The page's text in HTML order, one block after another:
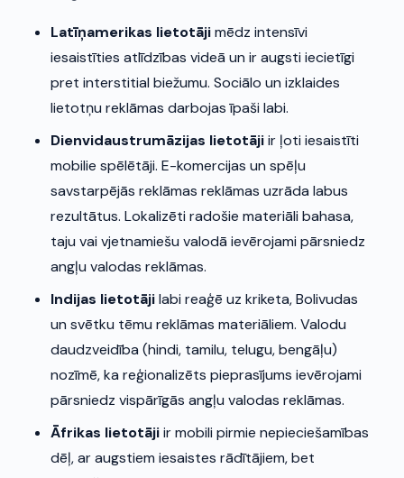
Latīņamerikas lietotājimēdz intensīvi
iesaistīties atlīdzības videā un ir augsti iecietīgi
pret interstitial biežumu. Sociālo un izklaides
lietotņu reklāmas darbojas īpaši labi.
Dienvidaustrumāzijas lietotājiir ļoti iesaistīti
mobilie spēlētāji. E-komercijas un spēļu
savstarpējās reklāmas reklāmas uzrāda labus
rezultātus. Lokalizēti radošie materiāli bahasa,
taju vai vjetnamiešu valodā ievērojami pārsniedz
angļu valodas reklāmas.
Indijas lietotājilabi reaģē uz kriketa, Bolivudas
un svētku tēmu reklāmas materiāliem. Valodu
daudzveidība (hindi, tamilu, telugu, bengāļu)
nozīmē, ka reģionalizēts pieprasījums ievērojami
pārsniedz vispārīgās angļu valodas reklāmas.
Āfrikas lietotājiir mobili pirmie nepieciešamības
dēļ, ar augstiem iesaistes rādītājiem, bet